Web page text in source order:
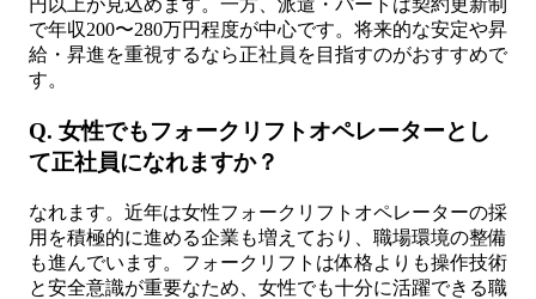
円以上が見込めます。一方、派遣・パートは契約更新制
で年収200〜280万円程度が中心です。将来的な安定や昇
給・昇進を重視するなら正社員を目指すのがおすすめで
す。
Q. 女性でもフォークリフトオペレーターとし
て正社員になれますか？
なれます。近年は女性フォークリフトオペレーターの採
用を積極的に進める企業も増えており、職場環境の整備
も進んでいます。フォークリフトは体格よりも操作技術
と安全意識が重要なため、女性でも十分に活躍できる職